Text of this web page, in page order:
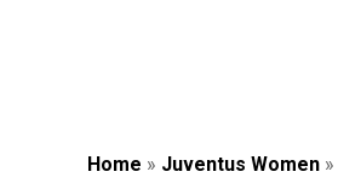
Home » Juventus Women »